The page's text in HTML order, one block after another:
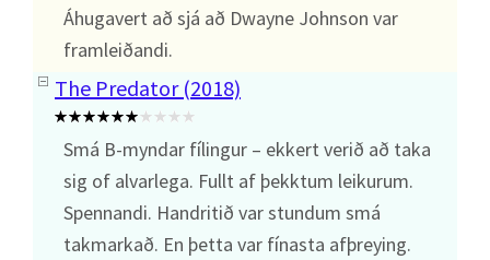
Áhugavert að sjá að Dwayne Johnson var
framleiðandi.
The Predator (2018)
Smá B-myndar fílingur – ekkert verið að taka
sig of alvarlega. Fullt af þekktum leikurum.
Spennandi. Handritið var stundum smá
takmarkað. En þetta var fínasta afþreying.